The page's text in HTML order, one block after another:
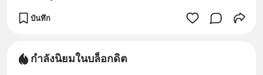
บันทึก
กำลังนิยมในบล็อกดิต